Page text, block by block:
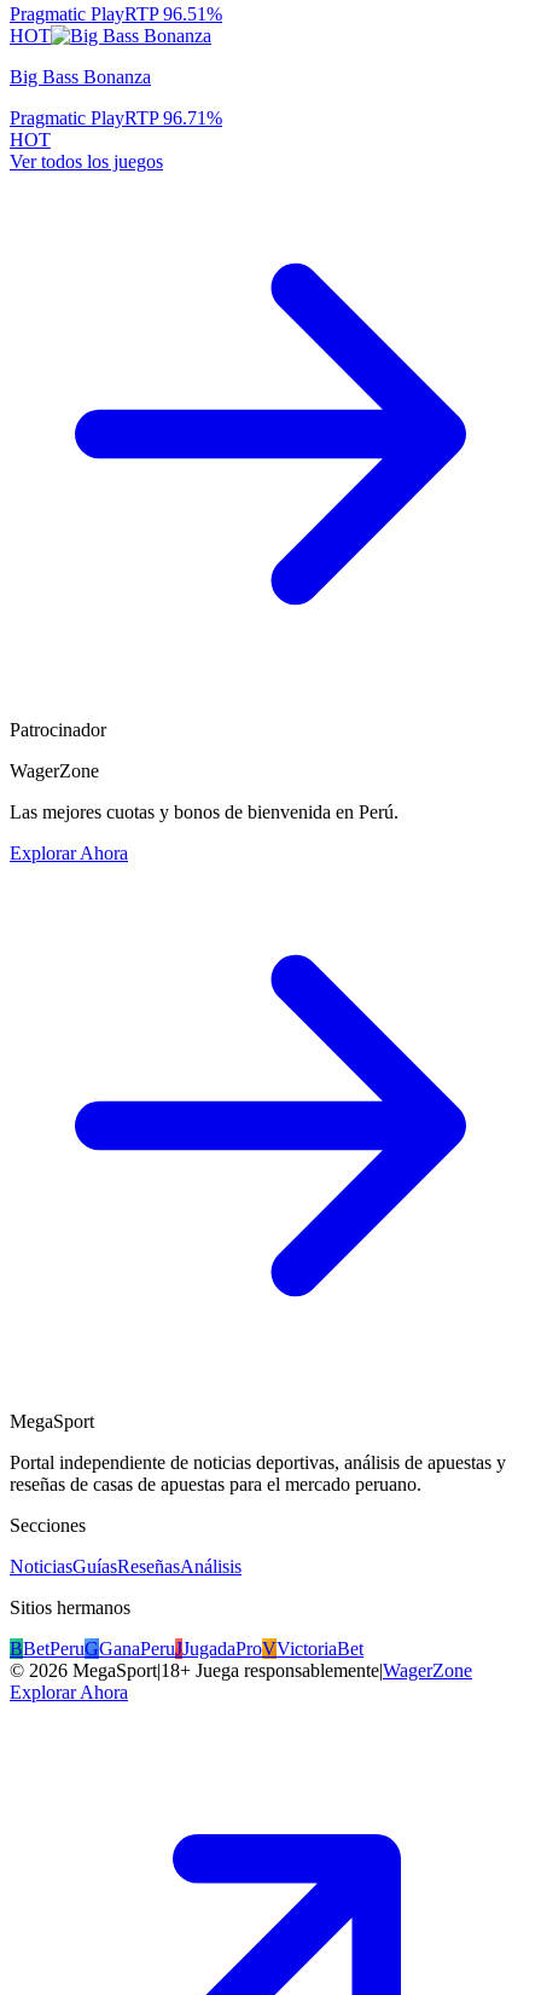
Pragmatic PlayRTP96.51%
HOT
Big Bass Bonanza
Pragmatic PlayRTP96.71%
HOT
Ver todos los juegos
Patrocinador
WagerZone
Las mejores cuotas y bonos de bienvenida en Perú.
Explorar Ahora
MegaSport
Portal independiente de noticias deportivas, análisis de apuestas y
reseñas de casas de apuestas para el mercado peruano.
Secciones
NoticiasGuíasReseñasAnálisis
Sitios hermanos
BBetPeruGGanaPeruJJugadaProVVictoriaBet
© 2026 MegaSport|18+ Juega responsablemente|WagerZone
Explorar Ahora